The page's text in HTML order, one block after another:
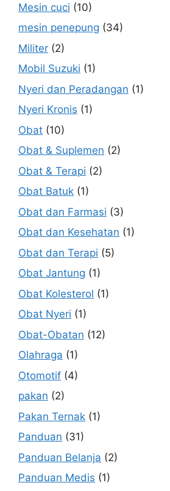
Mesin cuci (10)
mesin penepung (34)
Militer (2)
Mobil Suzuki (1)
Nyeri dan Peradangan (1)
Nyeri Kronis (1)
Obat (10)
Obat & Suplemen (2)
Obat & Terapi (2)
Obat Batuk (1)
Obat dan Farmasi (3)
Obat dan Kesehatan (1)
Obat dan Terapi (5)
Obat Jantung (1)
Obat Kolesterol (1)
Obat Nyeri (1)
Obat-Obatan (12)
Olahraga (1)
Otomotif (4)
pakan (2)
Pakan Ternak (1)
Panduan (31)
Panduan Belanja (2)
Panduan Medis (1)